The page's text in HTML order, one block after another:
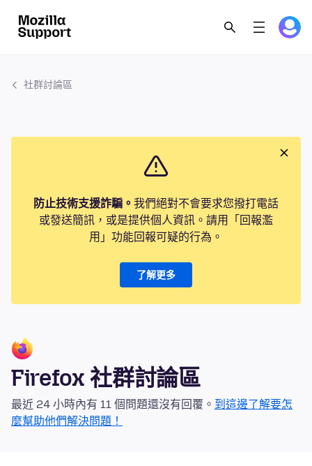
社群討論區
防止技術支援詐騙。 我們絕對不會要求您撥打電話
或發送簡訊，或是提供個人資訊。請用「回報濫
用」功能回報可疑的行為。
了解更多
Firefox 社群討論區
最近 24 小時內有 11 個問題還沒有回覆。 到這邊了解要怎
麼幫助他們解決問題！